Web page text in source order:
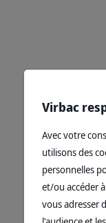
Virbac
Avec votre
utilisons des
personnelles
et/ou accéder
vous adresser